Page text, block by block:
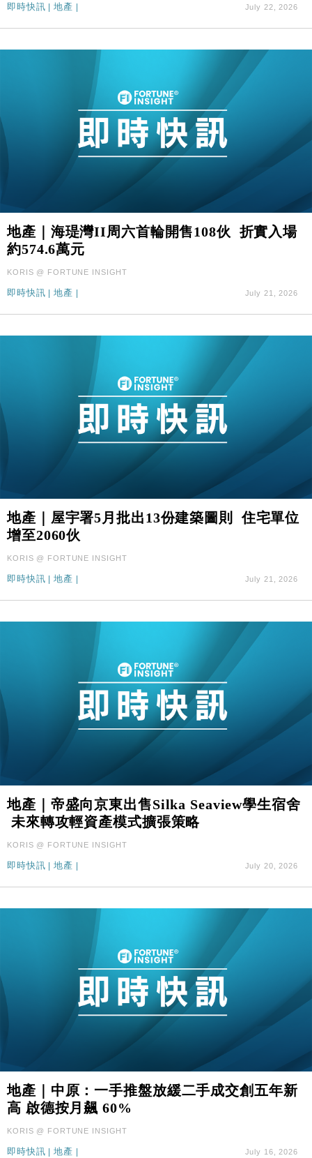
即時快訊 |地產 | July 22, 2026
地產｜海瑅灣II周六首輪開售108伙 折實入場
約574.6萬元
KORIS @ FORTUNE INSIGHT
即時快訊 |地產 | July 21, 2026
地產｜屋宇署5月批出13份建築圖則 住宅單位
增至2060伙
KORIS @ FORTUNE INSIGHT
即時快訊 |地產 July 21, 2026
地產｜帝盛向京東出售Silka Seaview學生宿舍
未來轉攻輕資產模式擴張策略
KORIS @ FORTUNE INSIGHT
即時快訊 |地產 | July 20, 2026
地產｜中原：一手推盤放緩二手成交創五年新
高 啟德按月飆 60%
KORIS @ FORTUNE INSIGHT
即時快訊 |地產 | July 16, 2026